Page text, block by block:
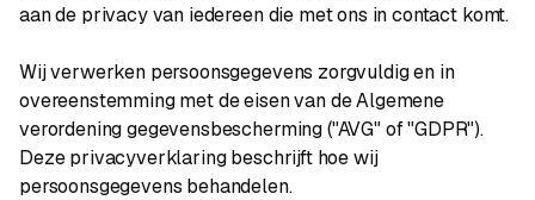
aan de privacy van iedereen die met ons in contact komt.
Wij verwerken persoonsgegevens zorgvuldig en in
overeenstemming met de eisen van de Algemene
verordening gegevensbescherming ("AVG" of "GDPR").
Deze privacyverklaring beschrijft hoe wij
persoonsgegevens behandelen.